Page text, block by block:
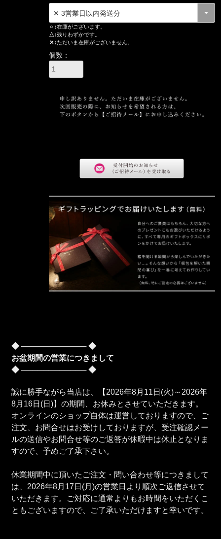
○
在庫がございます。
△ 残りわずかです。
✕ ただいま在庫がございません。
◆ ──────────── ◆
お盆期間の営業につきまして
◆ ──────────── ◆
誠に勝手ながら当店は、【2026年8月11日(火)～2026年
8月16日(日)】の期間、お休みとさせていただきます。
オンラインのショップ自体は運営しておりますので、ご
注文、お問合せはお受けしておりますが、受注確認メー
ルの送信やお問合せ等のご返答が休暇中は休止となりま
すので、予めご了承下さい。
休業期間中に頂いたご注文・問い合わせ等につきまして
は、2026年8月17日(月)の営業日より順次ご返信させて
いただきます。ご対応に通常よりもお時間をいただくこ
ともございますので、ご了承いただけますと幸いです。